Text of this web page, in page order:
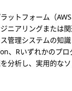
ットフォーム（
ジニアリングまたは
管理システムの知識
、Rいずれかのプ
分析し、実用的な